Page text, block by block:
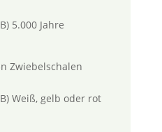
5.000 Jahre
Zwiebelschalen
Weiß, gelb oder rot